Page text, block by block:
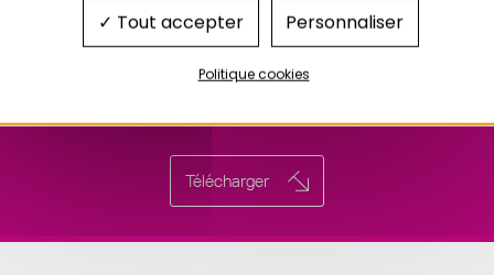
Télécharger
Tout accepter
Personnaliser
Politique cookies